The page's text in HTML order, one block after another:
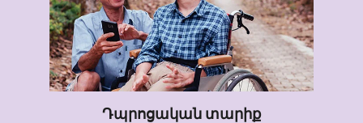
Դպրոցական տարիք